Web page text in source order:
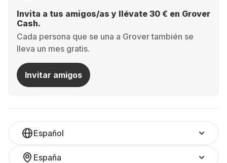
Invita a tus amigos/as y llévate 30 € en Grover
Cash.
Cada persona que se una a Grover también se
lleva un mes gratis.
Invitar amigos
Español
España